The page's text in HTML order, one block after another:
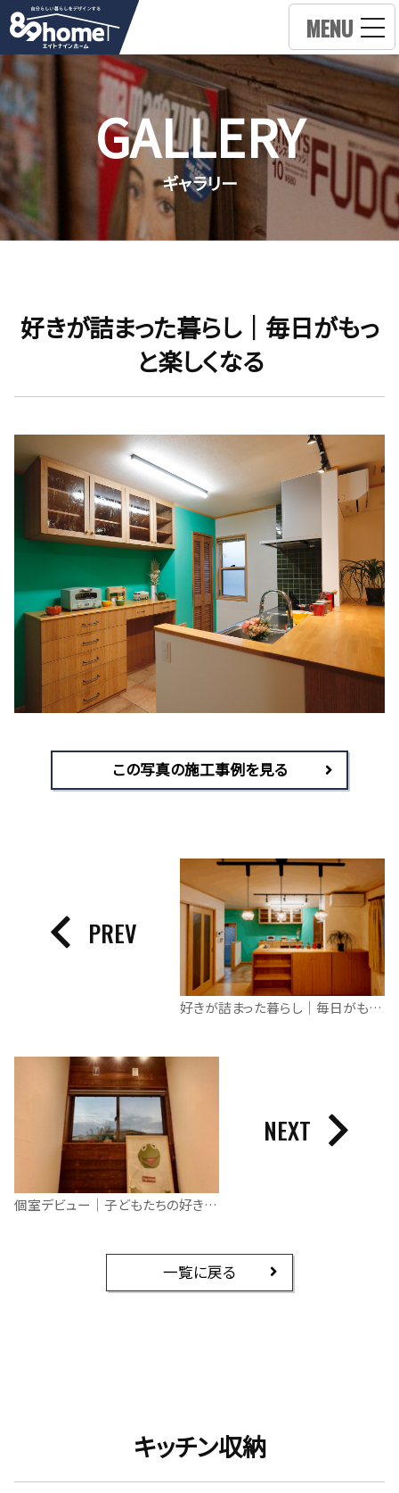
MENU
GALLERY
ギャラリー
好きが詰まった暮らし｜毎日がもっ
と楽しくなる
この写真の施工事例を見る
好きが詰まった暮らし｜毎日がもっと楽しくなる
PREV
個室デビュー｜子どもたちの好きをカタチに
NEXT
一覧に戻る
キッチン収納